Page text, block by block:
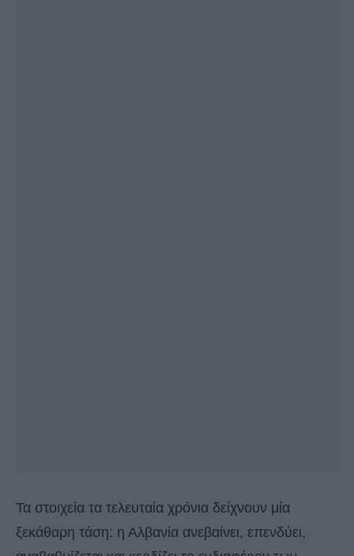
Τα στοιχεία τα τελευταία χρόνια δείχνουν μία
ξεκάθαρη τάση: η Αλβανία ανεβαίνει, επενδύει,